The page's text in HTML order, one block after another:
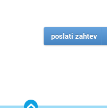
poslati zahtev